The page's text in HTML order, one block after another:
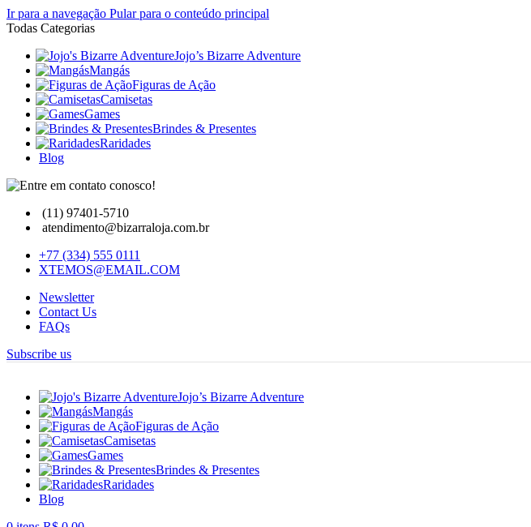
Ir para a navegação Pular para o conteúdo principal
Todas Categorias
Jojo’s Bizarre Adventure
Mangás
Figuras de Ação
Camisetas
Games
Brindes & Presentes
Raridades
Blog
(11) 97401-5710
atendimento@bizarraloja.com.br
+77 (334) 555 0111
XTEMOS@EMAIL.COM
Newsletter
Contact Us
FAQs
Subscribe us
Jojo’s Bizarre Adventure
Mangás
Figuras de Ação
Camisetas
Games
Brindes & Presentes
Raridades
Blog